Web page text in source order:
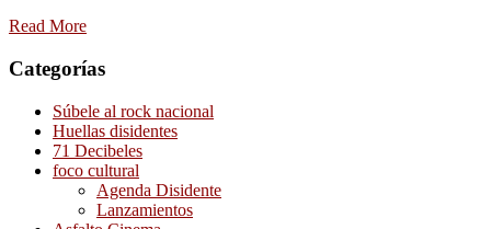
Read More
Categorías
Súbele al rock nacional
Huellas disidentes
71 Decibeles
foco cultural
Agenda Disidente
Lanzamientos